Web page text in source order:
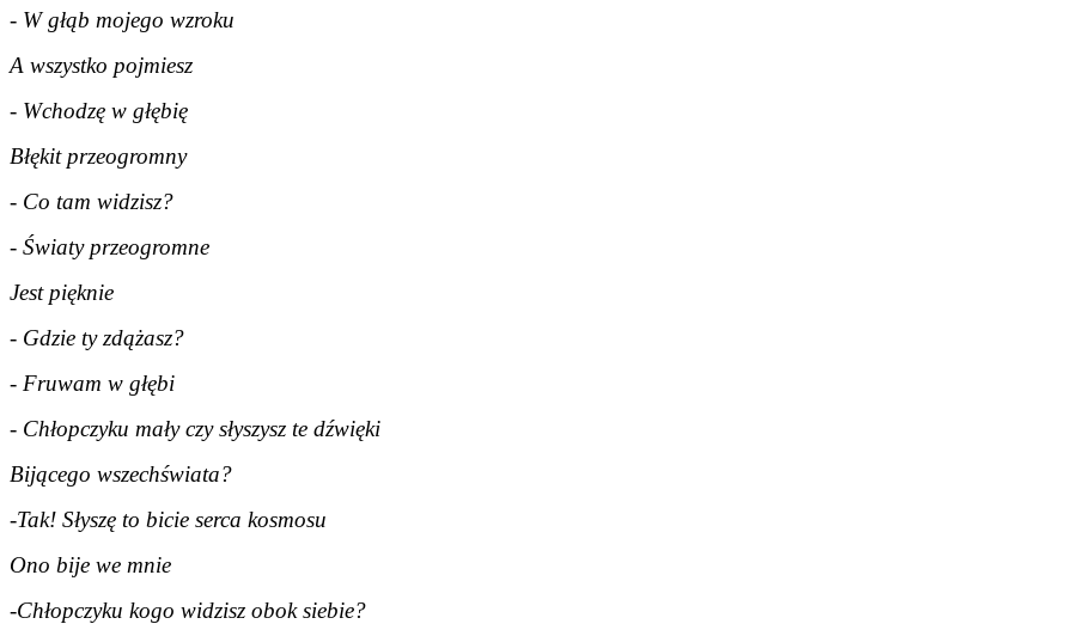
- W głąb mojego wzroku
A wszystko pojmiesz
- Wchodzę w głębię
Błękit przeogromny
- Co tam widzisz?
- Światy przeogromne
Jest pięknie
- Gdzie ty zdążasz?
- Fruwam w głębi
- Chłopczyku mały czy słyszysz te dźwięki
Bijącego wszechświata?
-Tak! Słyszę to bicie serca kosmosu
Ono bije we mnie
-Chłopczyku kogo widzisz obok siebie?